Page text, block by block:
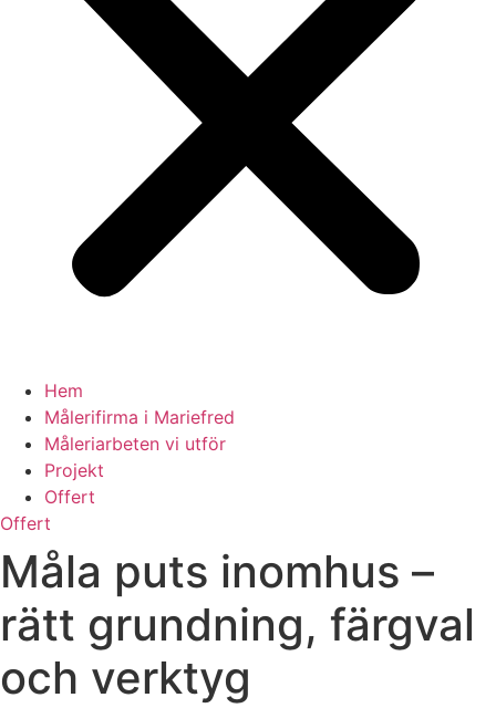
Hem
Målerifirma i Mariefred
Måleriarbeten vi utför
Projekt
Offert
Offert
Måla puts inomhus –
rätt grundning, färgval
och verktyg